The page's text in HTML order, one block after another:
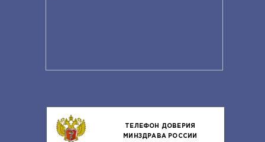
ТЕЛЕФОН ДОВЕРИЯ
МИНЗДРАВА РОССИИ